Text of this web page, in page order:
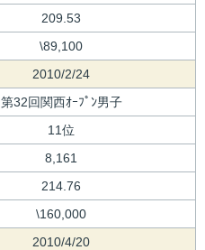
209.53
\89,100
2010/2/24
第32回関西ｵｰﾌﾟﾝ男子
11位
8,161
214.76
\160,000
2010/4/20